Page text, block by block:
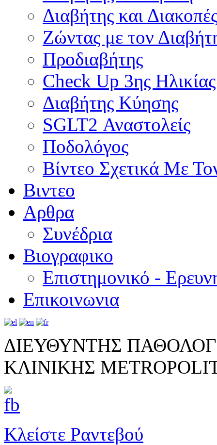
Διαβήτης και
Ζώντας με τον
Προδιαβήτης
Check Up 3ης Ηλικίας
Διαβήτης Κύησης
SGLT2 Αναστολείς
Ποδολόγος
Βίντεο Σχετικά Με
Βιντεο
Αρθρα
Συνέδρια
Βιογραφικο
Επιστημονικό -
Επικοινωνια
ΔΙΕΥΘΥΝΤΗΣ
ΚΛΙΝΙΚΗΣ
Κλείστε Ραντεβού